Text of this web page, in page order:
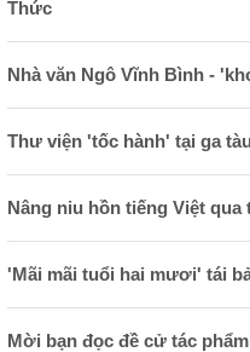
Thức
Nhà văn Ngô Vĩnh Bình -
Thư viện 'tốc hành' tại ga
Nâng niu hồn tiếng Việt qua
'Mãi mãi tuổi hai mươi' tái
Mời bạn đọc đề cử tác